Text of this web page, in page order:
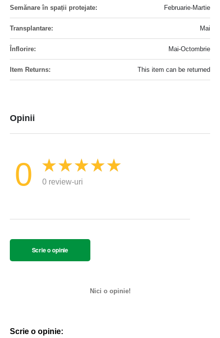
Februarie-Martie
Mai
Mai-Octombrie
This item can be returned
Opinii
0 0 review-uri
Scrie o opinie
Nici o opinie!
Scrie o opinie: